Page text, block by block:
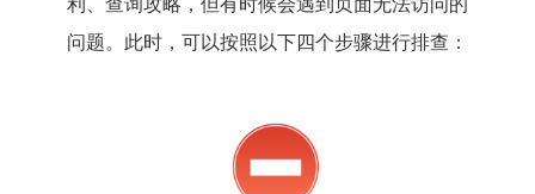
利、查询攻略，但有时候会遇到页面无法访问的
问题。此时，可以按照以下四个步骤进行排查：